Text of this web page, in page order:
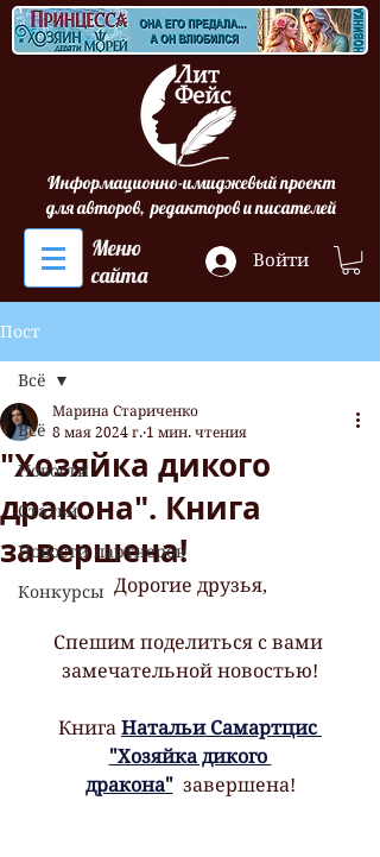
Информационно-имиджевый проект
для авторов, редакторов и писателей
Меню
сайта
Войти
Пост
Всё
Новости
Статьи
Новости партнеров
Конкурсы
Всё
"Хозяйка дикого
дракона". Книга
завершена!
Марина Стариченко
8 мая 2024 г. 1 мин. чтения
Дорогие друзья,
Спешим поделиться с вами
замечательной новостью!
Книга Натальи Самартцис
"Хозяйка дикого
дракона" завершена!